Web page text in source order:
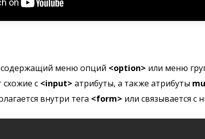
содержащий меню опций <option> или меню
с <input> атрибуты, а также атрибуты
внутри тега <form> или связывается с